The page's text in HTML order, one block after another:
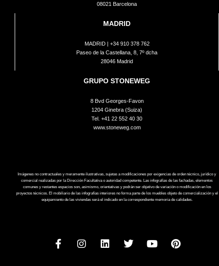
08021 Barcelona
MADRID
MADRID | +34 910 378 762
Paseo de la Castellana, 8, 7º dcha
28046 Madrid
GRUPO STONEWEG
8 Bvd Georges-Favon
1204 Ginebra (Suiza)
Tel. +41 22 552 40 30
www.stoneweg.com
Imágenes no contractuales y meramente ilustrativas, sujetas a modificaciones por exigencias de orden técnico, jurídico y
comercial realizadas por la Dirección Facultativa o autoridad competente. Las infografías de las fachadas, elementos
comunes y restantes espacios son, asimismo, orientativas y podrán ser objetivo de variación o modificación en los
proyectos técnicos. El mobiliario de las infografías interiores no forma parte de los muebles objeto de comercialización y el
equipamiento de las viviendas será el indicado en la correspondiente memoria de calidades.